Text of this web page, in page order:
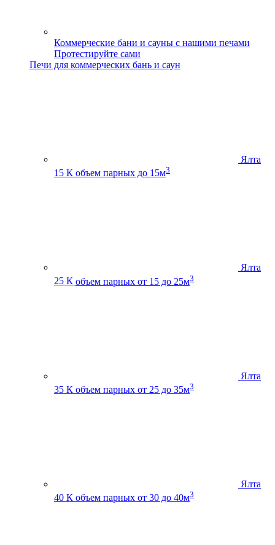
Коммерческие бани и сауны с нашими печами
Протестируйте сами
Печи для коммерческих бань и саун
Ялта
15 К объем парных до 15м3
Ялта
25 К объем парных от 15 до 25м3
Ялта
35 К объем парных от 25 до 35м3
Ялта
40 К объем парных от 30 до 40м3